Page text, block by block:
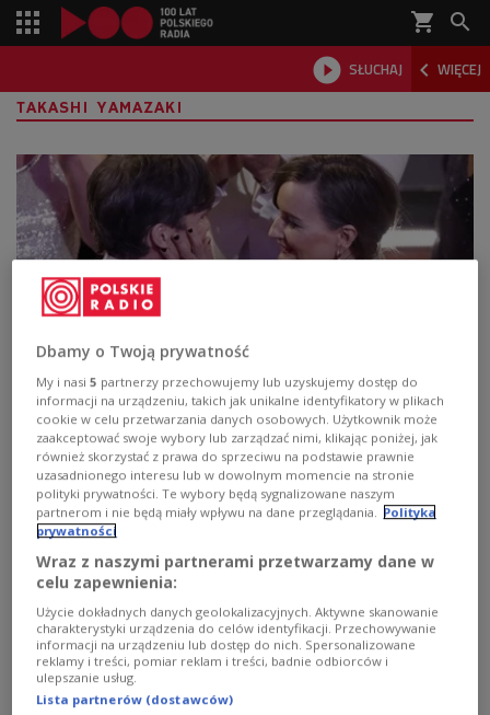
shopping_cart 
 SŁUCHAJ  WIĘCEJ

TAKASHI YAMAZAKI
Oscary 2024. Jaki film wygrał? Kto
otrzymał Oscara? [LISTA ZWYCIĘZCÓW]
W hollywoodzkim Dolby Theatre odbyła się 96.
ceremonia wręczenia Oscarów. "Oppenheimer" został
najlepszym filmem zeszłego roku, a jego reżyser -
Christopher Nolan - najlepszym reżyserem. Cilian
Murphy ("Oppenheimer") został najlepszym aktorem
pierwszoplanowym, a Emma Stone ("Biedne istoty")
najlepszą aktorką pierwszoplanową. W kategorii
najlepsza aktorka drugoplanowa zwyciężyła Da'Vine Joy
Randolph ("Przesilenie zimowe") a w kategorii najlepszy
aktor drugoplanowy - Robert Downey Jr.
("Oppenheimer"). Brytyjsko-polsko-amerykańska
koprodukcja "Strefa interesów" w reżyserii Jonathana
Dbamy o Twoją prywatność
My i nasi5 partnerzy przechowujemy lub uzyskujemy dostęp do
informacji na urządzeniu, takich jak unikalne identyfikatory w plikach
cookie w celu przetwarzania danych osobowych. Użytkownik może
zaakceptować swoje wybory lub zarządzać nimi, klikając poniżej, jak
również skorzystać z prawa do sprzeciwu na podstawie prawnie
uzasadnionego interesu lub w dowolnym momencie na stronie
polityki prywatności. Te wybory będą sygnalizowane naszym
partnerom i nie będą miały wpływu na dane przeglądania. Polityka
prywatności
Wraz z naszymi partnerami przetwarzamy dane w
celu zapewnienia:
Użycie dokładnych danych geolokalizacyjnych. Aktywne skanowanie
charakterystyki urządzenia do celów identyfikacji. Przechowywanie
informacji na urządzeniu lub dostęp do nich. Spersonalizowane
reklamy i treści, pomiar reklam i treści, badnie odbiorców i
ulepszanie usług.
Lista partnerów (dostawców)